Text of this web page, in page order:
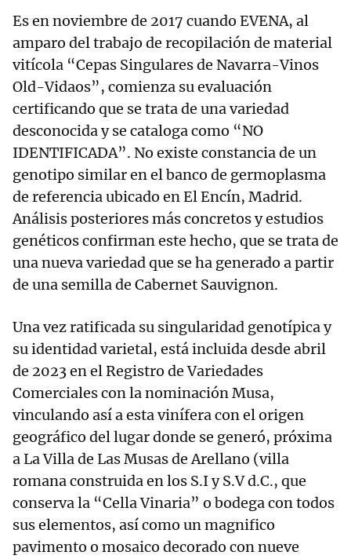
Es en noviembre de 2017 cuando EVENA, al
amparo del trabajo de recopilación de material
vitícola “Cepas Singulares de Navarra-Vinos
Old-Vidaos”, comienza su evaluación
certificando que se trata de una variedad
desconocida y se cataloga como “NO
IDENTIFICADA”. No existe constancia de un
genotipo similar en el banco de germoplasma
de referencia ubicado en El Encín, Madrid.
Análisis posteriores más concretos y estudios
genéticos confirman este hecho, que se trata de
una nueva variedad que se ha generado a partir
de una semilla de Cabernet Sauvignon.
Una vez ratificada su singularidad genotípica y
su identidad varietal, está incluida desde abril
de 2023 en el Registro de Variedades
Comerciales con la nominación Musa,
vinculando así a esta vinífera con el origen
geográfico del lugar donde se generó, próxima
a La Villa de Las Musas de Arellano (villa
romana construida en los S.I y S.V d.C., que
conserva la “Cella Vinaria” o bodega con todos
sus elementos, así como un magnifico
pavimento o mosaico decorado con nueve